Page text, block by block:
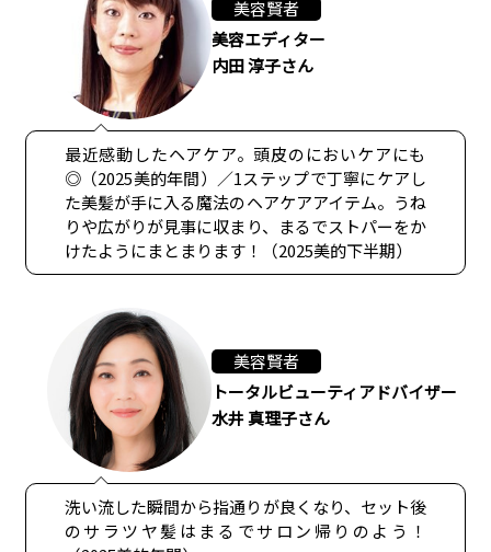
美容賢者
美容エディター
内田 淳子さん
最近感動したヘアケア。頭皮のにおいケアにも
◎（2025美的年間）／1ステップで丁寧にケアし
た美髪が手に入る魔法のヘアケアアイテム。うね
りや広がりが見事に収まり、まるでストパーをか
けたようにまとまります！（2025美的下半期）
美容賢者
トータルビューティアドバイザー
水井 真理子さん
洗い流した瞬間から指通りが良くなり、セット後
のサラツヤ髪はまるでサロン帰りのよう！